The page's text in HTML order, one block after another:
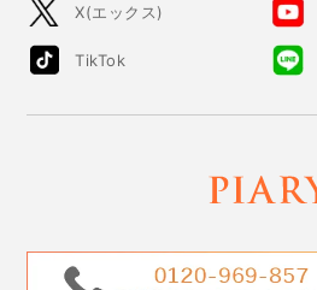
X(エックス)
TikTok